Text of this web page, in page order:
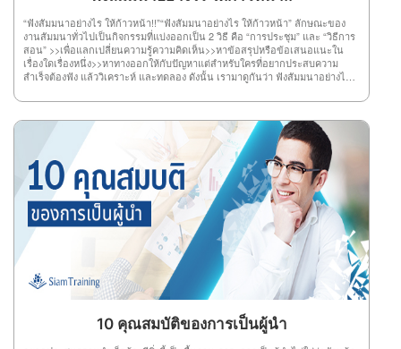
ทั้งหมดมาปฏิบัติให้สำริดผลก็เพียงพอ 9.หาตัวช่วยตัวช่วยที่ดี คือ ช่วยคิด ช่วย
วิเคราะห์ และช่วยไตร่ตรอง เพราะบางทีความคิดคุณคนเดียวอาจไม่ใช่ความคิดที่
ดีที่สุด จึงต้องมีตัวช่วยอย่างยิ่ง เพื่อให้เกิดหลายแนวความคิดนั่นเอง 10.ดูแล้ว
วิเคราะห์การวิเคราะห์ผลงานคนอื่น ช่วยให้สมองเกิดกลไก และมีการทำงานที่ดี
ขึ้น อีกทั้ง ช่วยให้คุณสามารถนำความรู้จากการวิเคราะห์นี้ไปต่อยอดความสำเร็จ
ของตัวเองได้ และเป็นวิธีที่สำคัญอย่างยิ่งสำหรับคนที่ต้องการประสบความสำเร็จ
“ฟังสัมมนาอย่างไร ให้ก้าวหน้า!!”“ฟังสัมมนาอย่างไร ให้ก้าวหน้า” ลักษณะของ
งานสัมมนาทั่วไปเป็นกิจกรรมที่แบ่งออกเป็น 2 วิธี คือ “การประชุม” และ “วิธีการ
สอน” >>เพื่อแลกเปลี่ยนความรู้ความคิดเห็น>>หาข้อสรุปหรือข้อเสนอแนะใน
เรื่องใดเรื่องหนึ่ง>>หาทางออกให้กับปัญหาแต่สำหรับใครที่อยากประสบความ
สำเร็จต้องฟัง แล้ววิเคราะห์ และทดลอง ดังนั้น เรามาดูกันว่า ฟังสัมมนาอย่างไร
หมายของการฟังมี 3 อย่าง คือ ฟังเพื่อความเพลิดเพลิน , ฟังเพื่อความรู้ , ฟังเพื่อให้
“ความสำเร็จ”ต้องตั้งใจฟังเพื่อความรู้ และตักตวงความรู้จากการฟังให้มากที่สุด ถ้า
ความจำไม่ค่อยดี ก็ใช้วิธีจดบันทึก เพื่อเก็บความรู้ให้มากที่สุด 2.มีความพร้อมการ
ที่คุณมีความพร้อม ต้องมีความพร้อมทั้งร่างกายและจิตใจ ตลอดจนมีความพร้อม
ทางสติปัญญา พร้อมทางร่างกาย เช่น สุขภาพทางร่างกายเป็นปกติ ไม่เหนื่อย
ไม่อิดโรย และต้องพร้อมทางจิตใจด้วย เพื่อให้เวลาฟังสัมมนาจะได้มีสติฟังอย่าง
เข้าใจ แล้วทุกอย่างจะดีเอง 3.ฟังโดยมีสมาธิสมาธิ คือ สิ่งที่สำคัญสำหรับทุกสิ่งทุก
อย่าง ซึ่งการฟังโดยมีสมาธิ หมายถึง ฟังด้วยความตั้งใจจดจ่ออยู่กับเรื่องที่ฟัง ไม่
ปล่อยจิตใจให้เลื่อนลอยไปที่อื่น ไม่เช่นนั้น ความรู้ที่คุณจะได้รับกลายเป็นศูนย์
อย่างแน่นอน 4.กระตือรือร้นใครที่ฟังสัมมนาความรู้มีความกระตือรือร้น มักจะ
เป็นผู้ฟังที่มองเห็นประโยชน์หรือเห็นคุณค่า จึงสนใจฟังเรื่องนั้นจริงๆ ซึ่งความ
กระตือรือร้นส่งผลดี ทำให้จิตใจ และความตั้งใจที่จะเก็บเกี่ยวความรู้ได้มากที่สุด
ไม่เพียงเท่านี้ ยังทำให้สมองเปิดรับความรู้ได้จำนวนมากอีกด้วย 5.ไม่มีอคติคนที่มี
อคติ ย่อมทำให้จิตใจร้อน ปิดการรับฟัง ซึ่งไม่เป็นผลดีต่อตัวคุณเลย เพราะถ้าหาก
ต้องการฟังสัมมนาให้เกิดความรู้ และความเข้าใจไม่ว่าคุณจะมีอคติอะไรก็ตามแต่
ต้องปล่อยวาง และแยกะแยะ มุ่งศึกษาหาความรู้ดีกว่า ที่สำคัญการไม่มีอคติต้อง
พิจารณาให้ละเอียดถี่ถ้วน เพื่อไม่ให้เป็นโทษแก่ผู้อื่น 6.มีมารยาทในการฟัง
มารยาทในการฟังที่ดี ต้องรู้จักเคารพผู้พูด และคนรอบข้าง โดยการแสดงความ
10 คุณสมบัติของการเป็นผู้นำ